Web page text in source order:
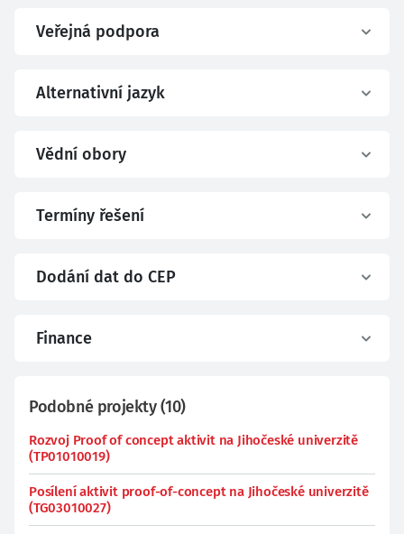
Veřejná podpora
Alternativní jazyk
Vědní obory
Termíny řešení
Dodání dat do CEP
Finance
Podobné projekty(10)
Rozvoj Proof of concept aktivit na Jihočeské univerzitě
(TP01010019)
Posílení aktivit proof-of-concept na Jihočeské univerzitě
(TG03010027)